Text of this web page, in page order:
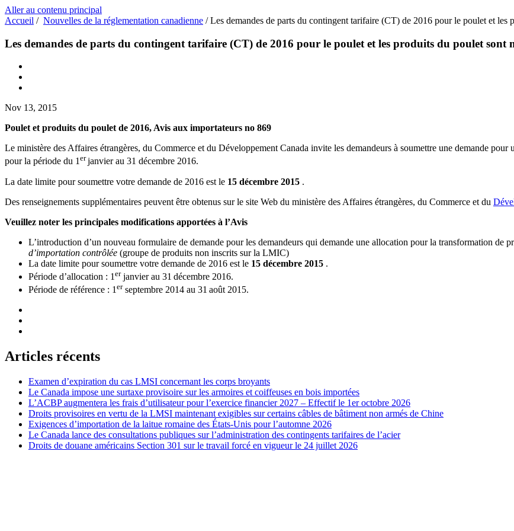
Aller au contenu principal
Accueil / Nouvelles de la réglementation canadienne /Les demandes de parts du contingent tarifaire (CT) de 2016 pour le poulet et les
Les demandes de parts du contingent tarifaire (CT) de 2016 pour le poulet et les produits du poulet sont
Nov 13, 2015
Poulet et produits du poulet de 2016, Avis aux importateurs no 869
Le ministère des Affaires étrangères, du Commerce et du Développement Canada invite les demandeurs à soumettre une demande
pour la période du 1erjanvier au 31 décembre 2016.
La date limite pour soumettre votre demande de 2016 est le 15 décembre 2015 .
Des renseignements supplémentaires peuvent être obtenus sur le site Web du ministère des Affaires étrangères, du Commerce et du
Veuillez noter les principales modifications apportées à l’Avis
L’introduction d’un nouveau formulaire de demande pour les demandeurs qui demande une allocation pour la transformation de
d’importation contrôlée (groupe de produits non inscrits sur la LMIC)
La date limite pour soumettre votre demande de 2016 est le 15 décembre 2015 .
Période d’allocation : 1 erjanvier au 31 décembre 2016.
Période de référence : 1erseptembre 2014 au 31 août 2015.
Articles récents
Examen d’expiration du cas LMSI concernant les corps broyants
Le Canada impose une surtaxe provisoire sur les armoires et coiffeuses en bois importées
L’ACBP augmentera les frais d’utilisateur pour l’exercice financier 2027 – Effectif le 1er octobre 2026
Droits provisoires en vertu de la LMSI maintenant exigibles sur certains câbles de bâtiment non armés de Chine
Exigences d’importation de la laitue romaine des États-Unis pour l’automne 2026
Le Canada lance des consultations publiques sur l’administration des contingents tarifaires de l’acier
Droits de douane américains Section 301 sur le travail forcé en vigueur le 24 juillet 2026